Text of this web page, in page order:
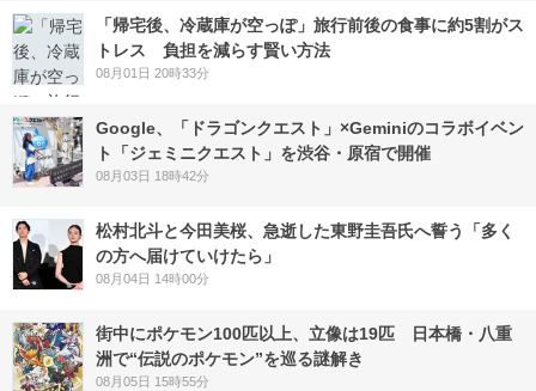
「帰宅後、冷蔵庫が空っぽ」旅行前後の食事に約5割がス
トレス 負担を減らす賢い方法
08月01日 20時33分
Google、「ドラゴンクエスト」×Geminiのコラボイベン
ト「ジェミニクエスト」を渋谷・原宿で開催
08月03日 18時42分
松村北斗と今田美桜、急逝した東野圭吾氏へ誓う「多く
の方へ届けていけたら」
08月04日 14時00分
街中にポケモン100匹以上、立像は19匹 日本橋・八重
洲で“伝説のポケモン”を巡る謎解き
08月05日 15時55分